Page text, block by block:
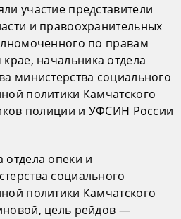
участие представители
и правоохранительных
по правам
начальника отдела
министерства социального
политики Камчатского
полиции и УФСИН России
опеки и
социального
политики Камчатского
цель рейдов —